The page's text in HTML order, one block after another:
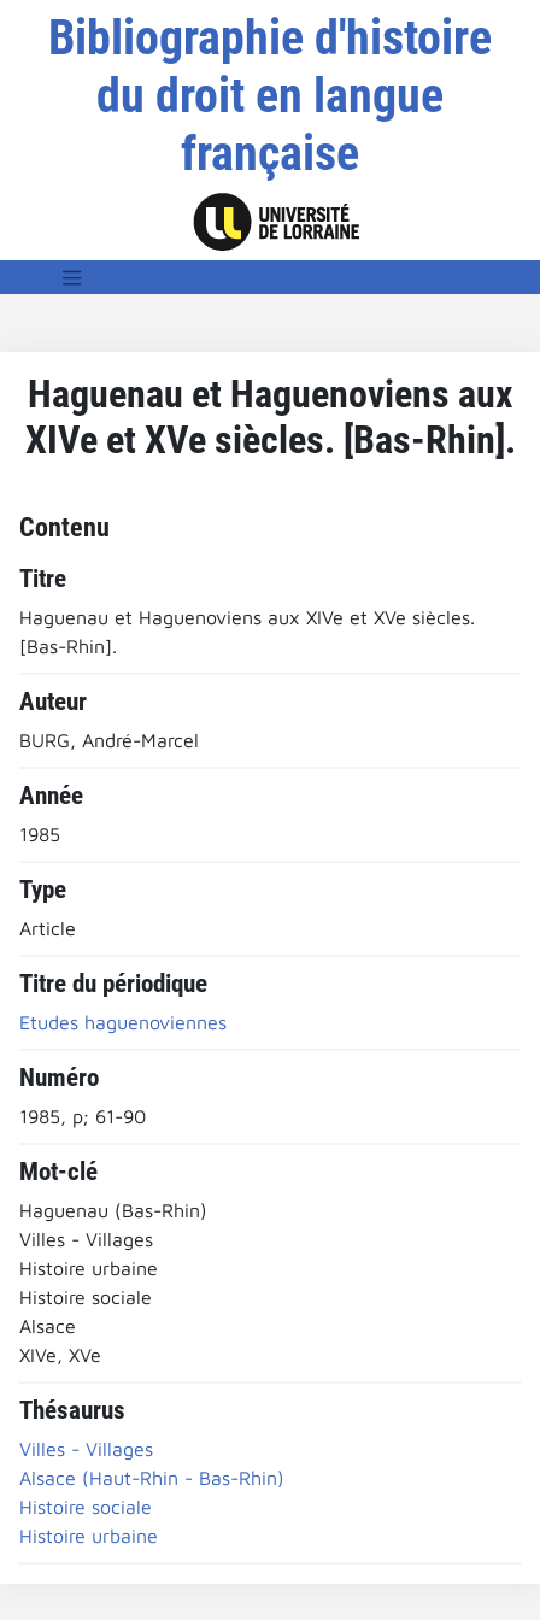
Bibliographie d'histoire
du droit en langue
française
Haguenau et Haguenoviens aux
XIVe et XVe siècles. [Bas-Rhin].
Contenu
Titre
Haguenau et Haguenoviens aux XIVe et XVe siècles.
[Bas-Rhin].
Auteur
BURG, André-Marcel
Année
1985
Type
Article
Titre du périodique
Etudes haguenoviennes
Numéro
1985, p; 61-90
Mot-clé
Haguenau (Bas-Rhin)
Villes - Villages
Histoire urbaine
Histoire sociale
Alsace
XIVe, XVe
Thésaurus
Villes - Villages
Alsace (Haut-Rhin - Bas-Rhin)
Histoire sociale
Histoire urbaine